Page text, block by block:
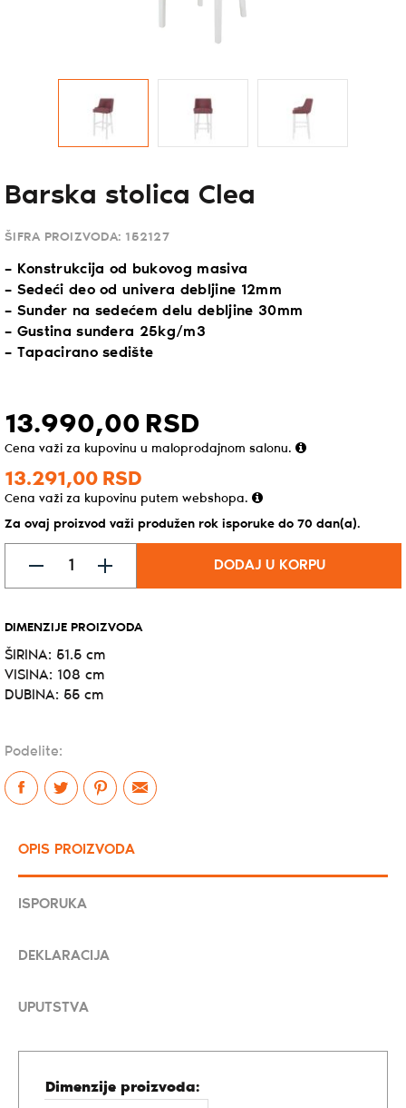
Barska stolica Clea
ŠIFRA PROIZVODA: 152127
– Konstrukcija od bukovog masiva
– Sedeći deo od univera debljine 12mm
– Sunđer na sedećem delu debljine 30mm
– Gustina sunđera 25kg/m3
– Tapacirano sedište
13.990,00 RSD
Cena važi za kupovinu u maloprodajnom salonu.
13.291,00 RSD
Cena važi za kupovinu putem webshopa.
Za ovaj proizvod važi produžen rok isporuke do 70 dan(a).
DODAJ U KORPU
DIMENZIJE PROIZVODA
ŠIRINA: 51.5 cm
VISINA: 108 cm
DUBINA: 55 cm
Podelite:
OPIS PROIZVODA
ISPORUKA
DEKLARACIJA
UPUTSTVA
Dimenzije proizvoda: